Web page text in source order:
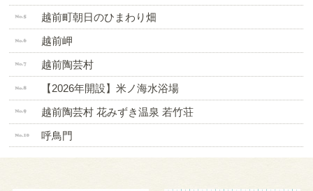
越前町朝日のひまわり畑
越前岬
越前陶芸村
【2026年開設】米ノ海水浴場
越前陶芸村 花みずき温泉 若竹荘
呼鳥門